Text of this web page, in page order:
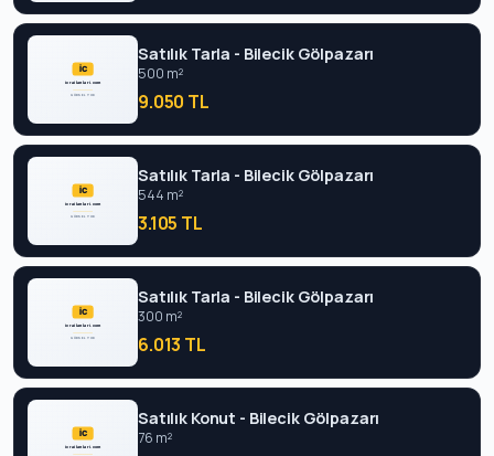
Satılık Tarla - Bilecik Gölpazarı
500 m²
9.050 TL
Satılık Tarla - Bilecik Gölpazarı
544 m²
3.105 TL
Satılık Tarla - Bilecik Gölpazarı
300 m²
6.013 TL
Satılık Konut - Bilecik Gölpazarı
76 m²